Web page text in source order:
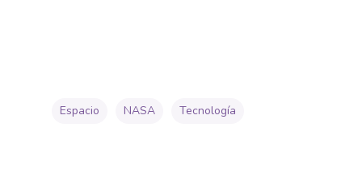
Espacio NASA Tecnología